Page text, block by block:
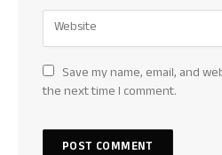
Save my name, email, and
the next time I comment.